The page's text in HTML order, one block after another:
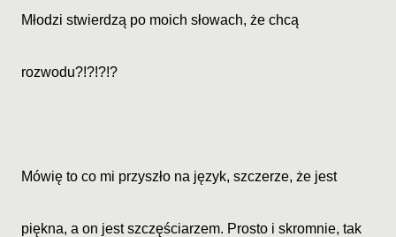
Młodzi stwierdzą po moich słowach, że chcą
rozwodu?!?!?!?
Mówię to co mi przyszło na język, szczerze, że jest
piękna, a on jest szczęściarzem. Prosto i skromnie, tak